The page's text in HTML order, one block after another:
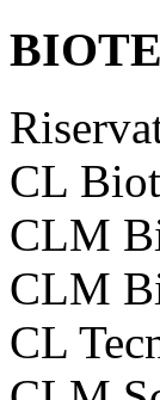
CL
CLM
CLM
CL